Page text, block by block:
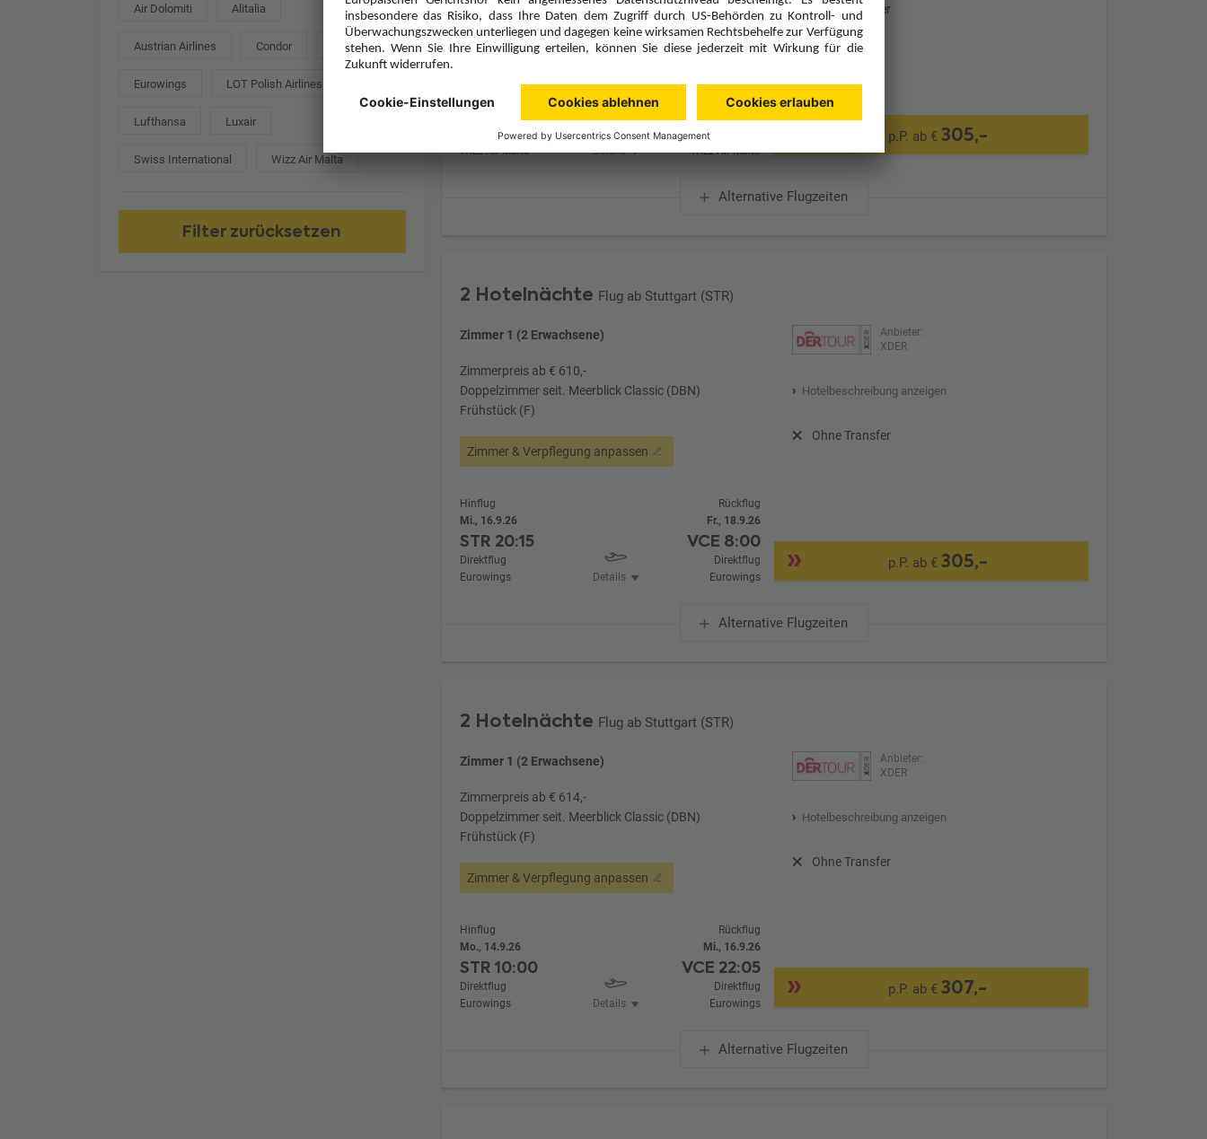
Air Dolomiti Alitalia
Austrian Airlines Condor easyJet
Eurowings LOT Polish Airlines
Lufthansa Luxair
Swiss International Wizz Air Malta
Filter zurücksetzen
Zimmer & Verpflegung anpassen
Ohne Transfer
BUD
Direktflug
Wizz Air Malta
Details
Mi., 9.9.26
15:15
Wizz Air Malta
p.P. ab € 305,-
Alternative Flugzeiten
2 Hotelnächte Flug ab Stuttgart (STR)
Zimmer 1 (2 Erwachsene)
Zimmerpreis ab € 610,-
Doppelzimmer seit. Meerblick Classic (DBN)
Frühstück (F)
Zimmer & Verpflegung anpassen
Anbieter:
XDER
Hotelbeschreibung anzeigen
Ohne Transfer
Hinflug
Mi., 16.9.26
STR 20:15
Direktflug
Eurowings
Details
Rückflug
Fr., 18.9.26
VCE 8:00
Direktflug
Eurowings
p.P. ab € 305,-
Alternative Flugzeiten
2 Hotelnächte Flug ab Stuttgart (STR)
Zimmer 1 (2 Erwachsene)
Zimmerpreis ab € 614,-
Doppelzimmer seit. Meerblick Classic (DBN)
Frühstück (F)
Zimmer & Verpflegung anpassen
Anbieter:
XDER
Hotelbeschreibung anzeigen
Ohne Transfer
Hinflug
Mo., 14.9.26
STR10:00
Direktflug
Eurowings
Details
Rückflug
Mi., 16.9.26
VCE 22:05
Direktflug
Eurowings
p.P. ab €307,-
Alternative Flugzeiten